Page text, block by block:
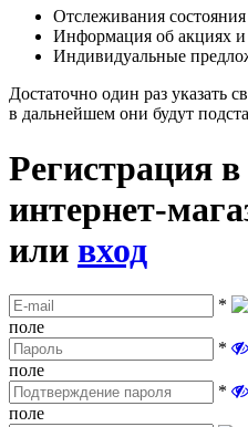
Отслеживания состояния
Информация об акциях и
Индивидуальные
Достаточно один раз указать
в дальнейшем они будут
Регистрация в
интернет-
или вход
*
поле
*
поле
*
поле